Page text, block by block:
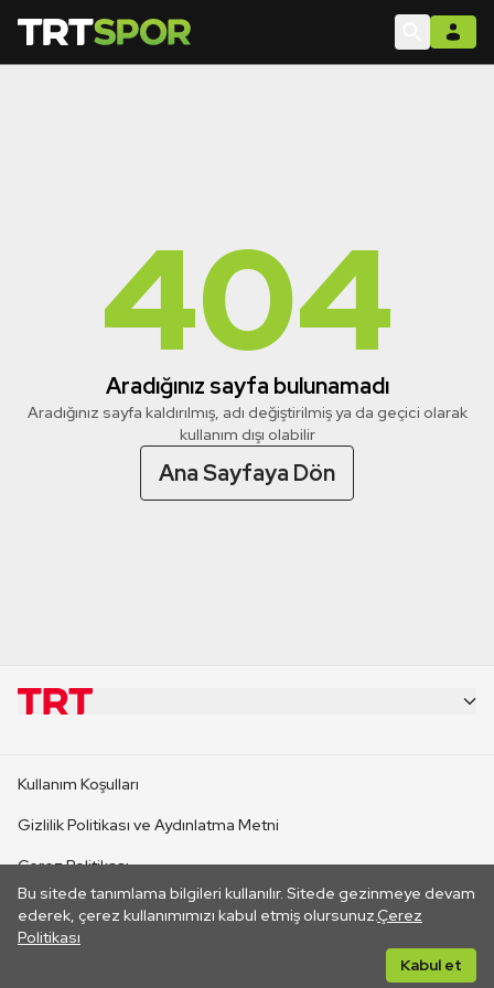
404
Aradığınız sayfa bulunamadı
Aradığınız sayfa kaldırılmış, adı değiştirilmiş ya da geçici olarak
kullanım dışı olabilir
Ana Sayfaya Dön
Bu sitede tanımlama bilgileri kullanılır. Sitede gezinmeye devam
ederek, çerez kullanımımızı kabul etmiş olursunuz.Çerez
Politikası
Kabul et
CANLI YAYINLAR
Kullanım Koşulları
Gizlilik Politikası ve Aydınlatma Metni
Çerez Politikası
İletişim
Her hakkı saklıdır. ©2026 TRT. Bağlantı yoluyla gidilen dış